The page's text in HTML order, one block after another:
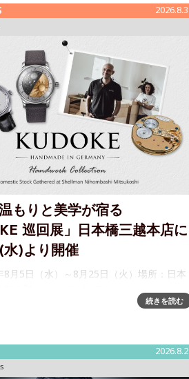
2026.8.3
もりと美学が宿る
巡回展」日本橋三越本店に
水)より開催
8月5日（水）～8月25日（火）場所：日本
・銀座三越店にてご好評をいただいており
続きを読む
2026.8.2